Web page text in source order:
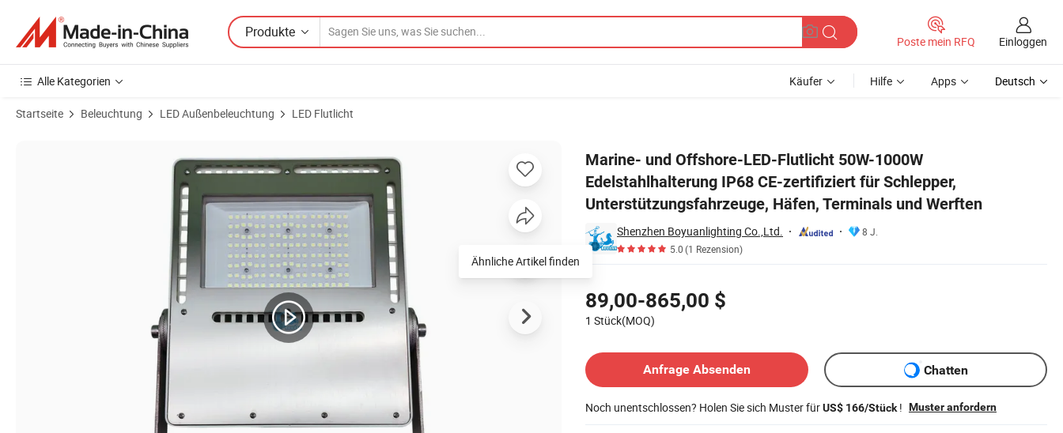
Produkte
Poste mein RFQ Einloggen
Alle Kategorien Käufer Hilfe Apps Deutsch
Startseite Beleuchtung LED Außenbeleuchtung LED Flutlicht
Marine- und Offshore-LED-Flutlicht 50W-1000W
Edelstahlhalterung IP68 CE-zertifiziert für Schlepper,
Unterstützungsfahrzeuge, Häfen, Terminals und Werften
Shenzhen Boyuanlighting Co.,Ltd.
8 J.
5.0(1 Rezension)
Preisgestaltung
89,00-865,00 $
1 Stück(MOQ)
Anfrage Absenden
Chatten
Noch unentschlossen? Holen Sie sich Muster fürUS$ 166/Stück! Muster anfordern
Ähnliche Artikel finden